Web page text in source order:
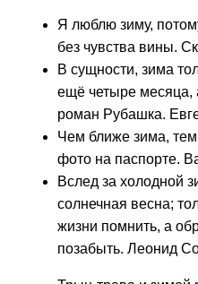
Я люблю зиму,
без чувства вины.
В сущности, зима
ещё четыре месяца,
роман Рубашка.
Чем ближе зима,
фото на паспорте.
Вслед за холодной
солнечная весна;
жизни помнить, а
позабыть. Леонид